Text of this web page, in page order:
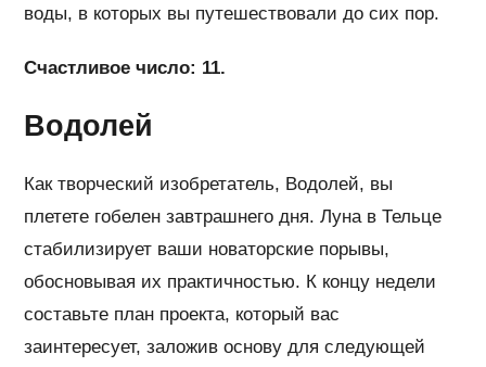
воды, в которых вы путешествовали до сих пор.
Счастливое число: 11.
Водолей
Как творческий изобретатель, Водолей, вы
плетете гобелен завтрашнего дня. Луна в Тельце
стабилизирует ваши новаторские порывы,
обосновывая их практичностью. К концу недели
составьте план проекта, который вас
заинтересует, заложив основу для следующей